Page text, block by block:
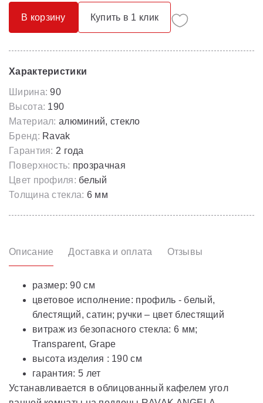
В корзину Купить в 1 клик
Характеристики
Ширина: 90
Высота: 190
Материал: алюминий, стекло
Бренд: Ravak
Гарантия: 2 года
Поверхность: прозрачная
Цвет профиля: белый
Толщина стекла: 6 мм
Описание Доставка и оплата Отзывы
размер: 90 см
цветовое исполнение: профиль - белый,
блестящий, сатин; ручки – цвет блестящий
витраж из безопасного стекла: 6 мм;
Transparent, Grape
высота изделия : 190 см
гарантия: 5 лет
Устанавливается в облицованный кафелем угол